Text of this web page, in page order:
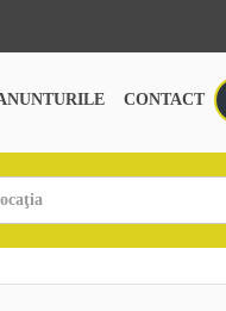
CONTACT